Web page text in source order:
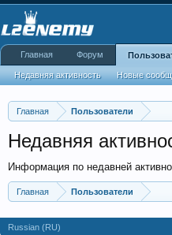
Главная Пользователи
Недавняя
Информация по недавней
Главная Пользователи
Главная Форум
Недавняя активность Новые
Russian (RU)